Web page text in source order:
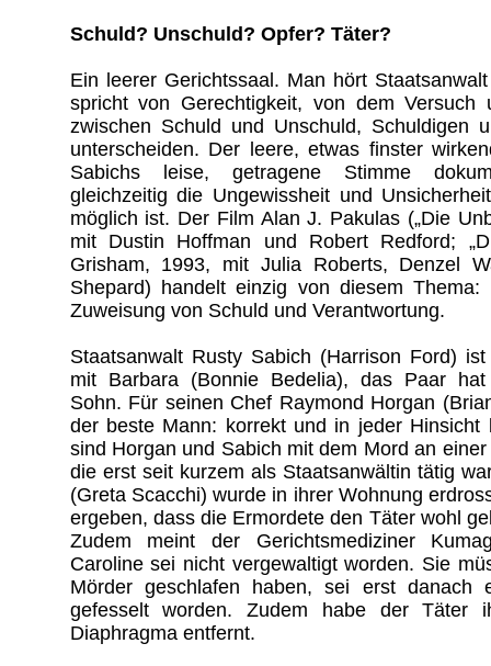
Schuld? Unschuld? Opfer? Täter?
Ein leerer Gerichtssaal. Man hört
spricht von Gerechtigkeit, von dem Versuch
zwischen Schuld und Unschuld, Schuldigen
unterscheiden. Der leere, etwas finster
Sabichs leise, getragene Stimme
gleichzeitig die Ungewissheit und
möglich ist. Der Film Alan J. Pakulas („Die
mit Dustin Hoffman und Robert Redford;
Grisham, 1993, mit Julia Roberts, Denzel
Shepard) handelt einzig von diesem
Zuweisung von Schuld und Verantwortung.
Staatsanwalt Rusty Sabich (Harrison Ford)
mit Barbara (Bonnie Bedelia), das Paar
Sohn. Für seinen Chef Raymond Horgan
der beste Mann: korrekt und in jeder Hinsicht
sind Horgan und Sabich mit dem Mord an
die erst seit kurzem als Staatsanwältin tätig
(Greta Scacchi) wurde in ihrer Wohnung
ergeben, dass die Ermordete den Täter wohl
Zudem meint der Gerichtsmediziner
Caroline sei nicht vergewaltigt worden. Sie
Mörder geschlafen haben, sei erst danach
gefesselt worden. Zudem habe der Täter
Diaphragma entfernt.